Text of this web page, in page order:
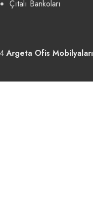
Çıtalı Bankoları
Argeta Ofis Mobilyaları